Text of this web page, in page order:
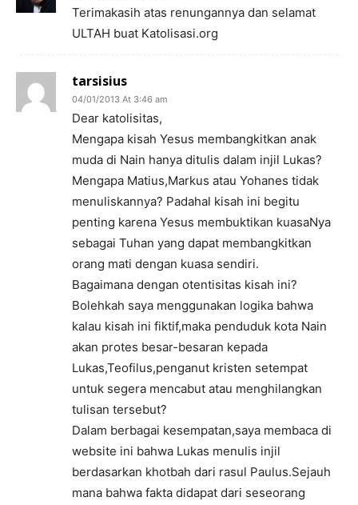
Terimakasih atas renungannya dan selamat
ULTAH buat Katolisasi.org
tarsisius
04/01/2013 At 3:46 am
Dear katolisitas,
Mengapa kisah Yesus membangkitkan anak
muda di Nain hanya ditulis dalam injil Lukas?
Mengapa Matius,Markus atau Yohanes tidak
menuliskannya? Padahal kisah ini begitu
penting karena Yesus membuktikan kuasaNya
sebagai Tuhan yang dapat membangkitkan
orang mati dengan kuasa sendiri.
Bagaimana dengan otentisitas kisah ini?
Bolehkah saya menggunakan logika bahwa
kalau kisah ini fiktif,maka penduduk kota Nain
akan protes besar-besaran kepada
Lukas,Teofilus,penganut kristen setempat
untuk segera mencabut atau menghilangkan
tulisan tersebut?
Dalam berbagai kesempatan,saya membaca di
website ini bahwa Lukas menulis injil
berdasarkan khotbah dari rasul Paulus.Sejauh
mana bahwa fakta didapat dari seseorang